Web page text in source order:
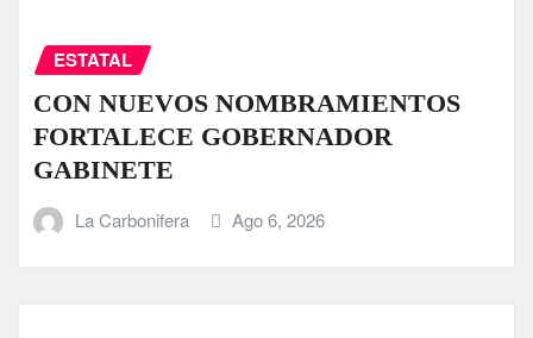
ESTATAL
CON NUEVOS NOMBRAMIENTOS
FORTALECE GOBERNADOR
GABINETE
La Carbonifera Ago 6, 2026